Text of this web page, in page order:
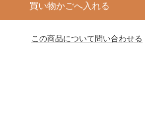
買い物かごへ入れる
この商品について問い合わせる